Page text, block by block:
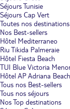
Séjours Tunisie
Séjours Cap Vert
Toutes nos destinations
Nos Best-sellers
Hôtel Mediterraneo
Riu Tikida Palmeraie
Hôtel Fiesta Beach
TUI Blue Victoria
Hôtel AP Adriana
Tous nos Best-sellers
Tous nos séjours
Nos Top destinations